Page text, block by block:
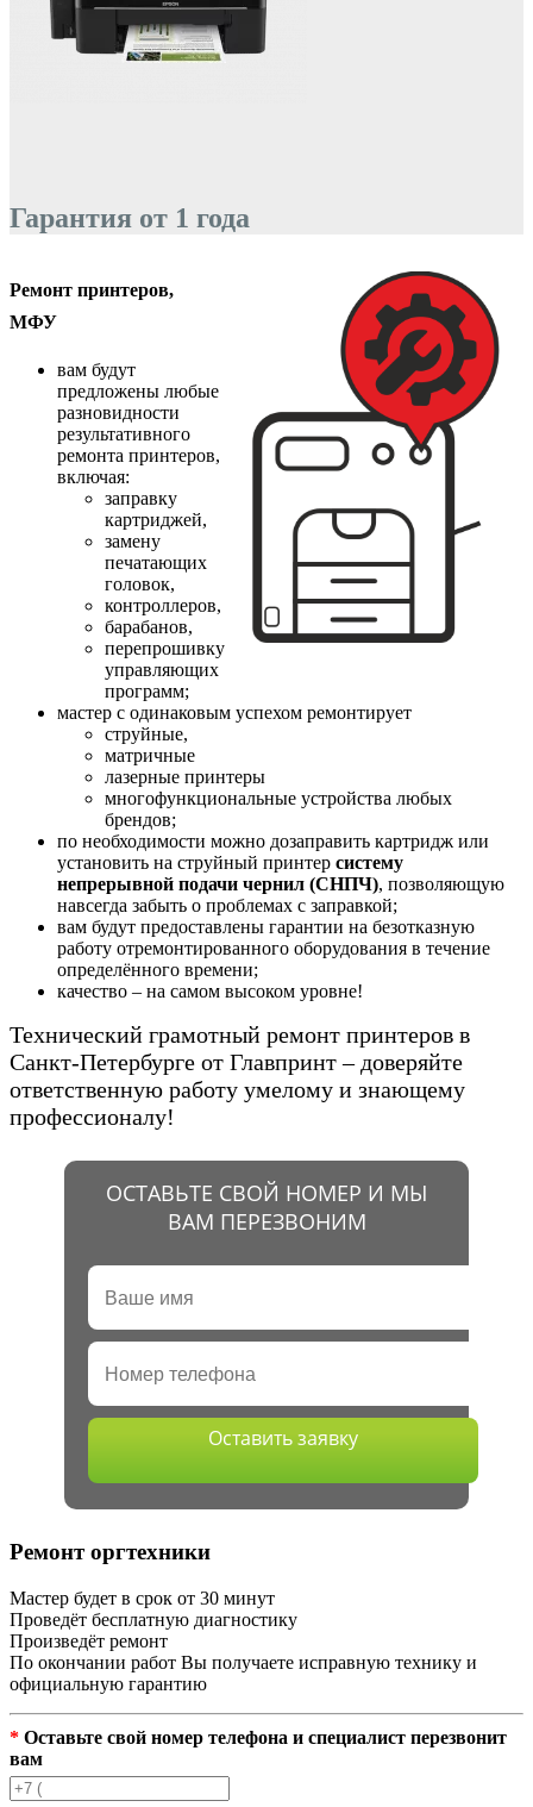
Гарантия от 1 года
Ремонт принтеров,
МФУ
вам будут
предложены любые
разновидности
результативного
ремонта принтеров,
включая:
заправку
картриджей,
замену
печатающих
головок,
контроллеров,
барабанов,
перепрошивку
управляющих
программ;
мастер с одинаковым успехом ремонтирует
струйные,
матричные
лазерные принтеры
многофункциональные устройства любых
брендов;
по необходимости можно дозаправить картридж или
установить на струйный принтер систему
непрерывной подачи чернил (СНПЧ), позволяющую
навсегда забыть о проблемах с заправкой;
вам будут предоставлены гарантии на безотказную
работу отремонтированного оборудования в течение
определённого времени;
качество – на самом высоком уровне!
Технический грамотный ремонт принтеров в
Санкт-Петербурге от Главпринт – доверяйте
ответственную работу умелому и знающему
профессионалу!
ОСТАВЬТЕ СВОЙ НОМЕР И МЫ
ВАМ ПЕРЕЗВОНИМ
Оставить заявку
Ремонт оргтехники
Мастер будет в срок от 30 минут
Проведёт бесплатную диагностику
Произведёт ремонт
По окончании работ Вы получаете исправную технику и
официальную гарантию
* Оставьте свой номер телефона и специалист перезвонит
вам